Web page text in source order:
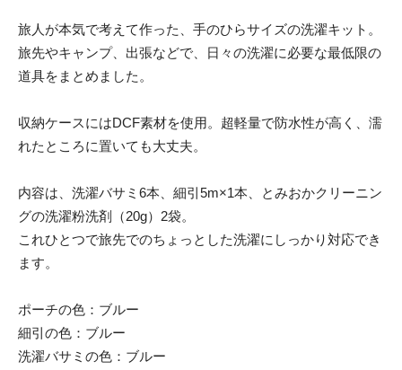
旅人が本気で考えて作った、手のひらサイズの洗濯キット。
旅先やキャンプ、出張などで、日々の洗濯に必要な最低限の
道具をまとめました。
収納ケースにはDCF素材を使用。超軽量で防水性が高く、濡
れたところに置いても大丈夫。
内容は、洗濯バサミ6本、細引5m×1本、とみおかクリーニン
グの洗濯粉洗剤（20g）2袋。
これひとつで旅先でのちょっとした洗濯にしっかり対応でき
ます。
ポーチの色：ブルー
細引の色：ブルー
洗濯バサミの色：ブルー